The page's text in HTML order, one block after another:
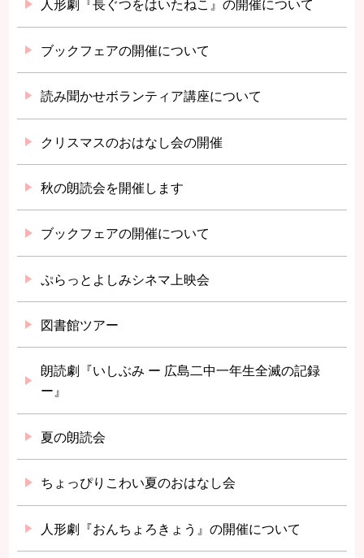
人形劇『長ぐつをはいたねこ』の開催について
ブックフェアの開催について
読み聞かせボランティア講座について
クリスマスのおはなし会の開催
秋の朗読会を開催します
ブックフェアの開催について
ぷらっとよしみシネマ上映会
図書館ツアー
朗読劇『いしぶみ ー 広島二中一年生全滅の記録
ー』
夏の朗読会
ちょっぴりこわい夏のおはなし会
人形劇『おんちょろきょう』の開催について